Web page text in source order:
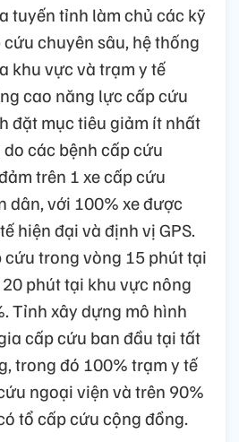
tuyến tỉnh làm chủ các kỹ
chuyên sâu, hệ thống
khu vực và trạm y tế
cao năng lực cấp cứu
đặt mục tiêu giảm ít nhất
các bệnh cấp cứu
trên 1 xe cấp cứu
dân, với 100% xe được
hiện đại và định vị GPS.
cứu trong vòng 15 phút tại
phút tại khu vực nông
Tỉnh xây dựng mô hình
cấp cứu ban đầu tại tất
trong đó 100% trạm y tế
ngoại viện và trên 90%
tổ cấp cứu cộng đồng.